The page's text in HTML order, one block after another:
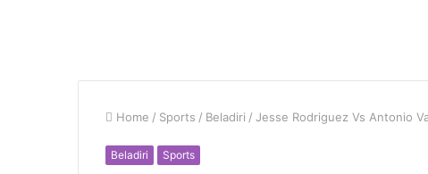
Home / Sports / Beladiri / Jesse Rodriguez Vs Antonio
Beladiri Sports